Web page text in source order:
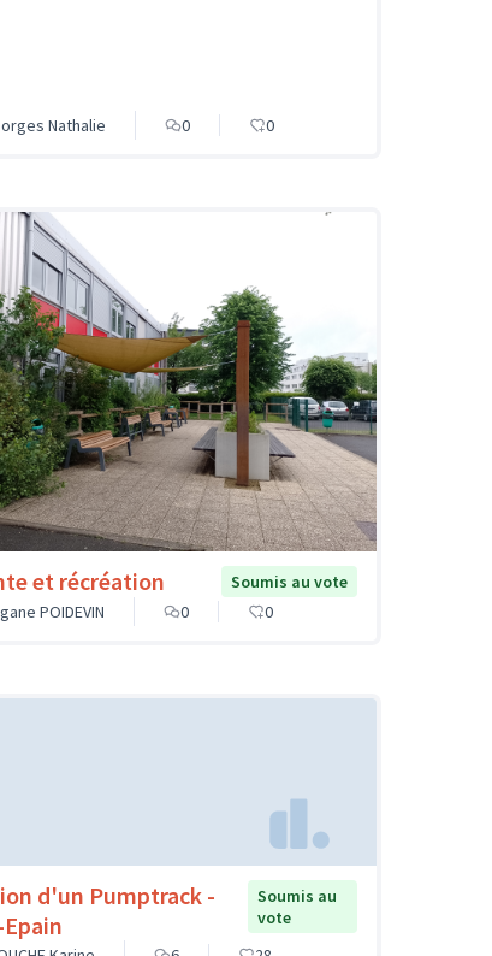
Nathalie 0 0
et récréation
Soumis au vote
POIDEVIN
0 0
d'un Pumptrack -
Soumis au
vote